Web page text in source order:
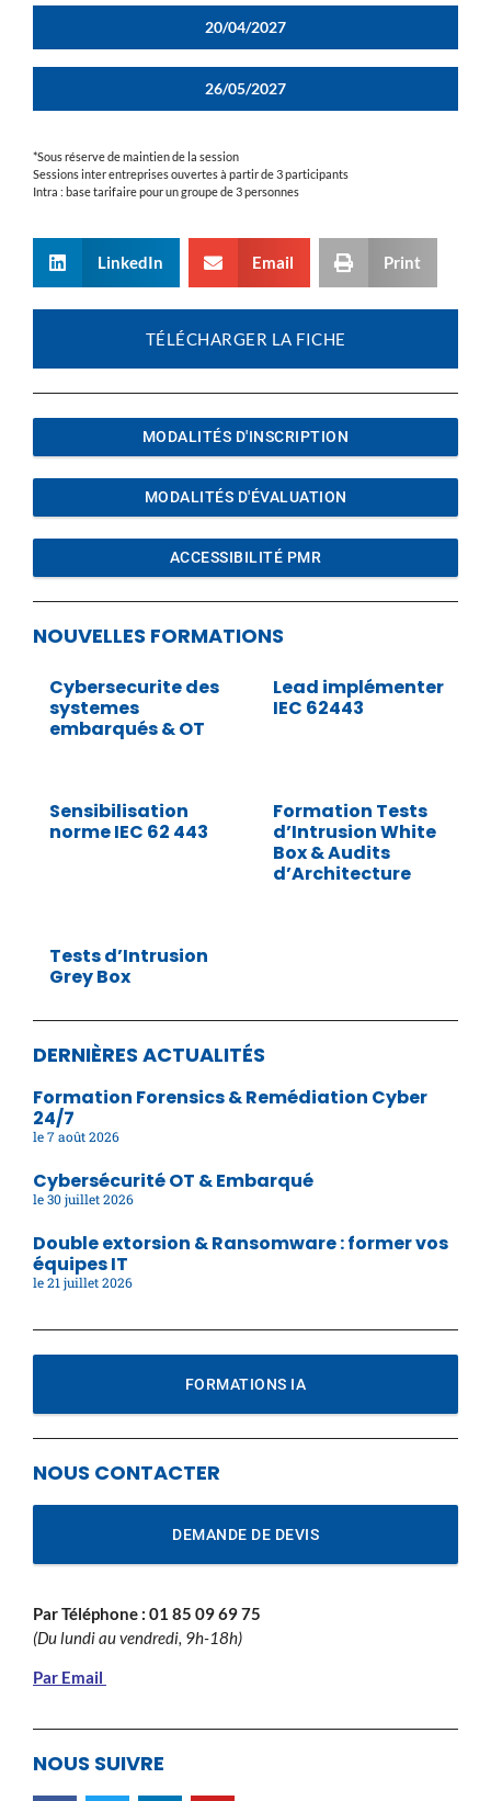
20/04/2027
26/05/2027
*Sous réserve de maintien de la session
Sessions inter entreprises ouvertes à partir de 3 participants
Intra : base tarifaire pour un groupe de 3 personnes
LinkedIn Email Print
TÉLÉCHARGER LA FICHE
MODALITÉS D'INSCRIPTION
MODALITÉS D'ÉVALUATION
ACCESSIBILITÉ PMR
NOUVELLES FORMATIONS
Cybersecurite des
systemes
embarqués & OT
Lead implémenter
IEC 62443
Sensibilisation
norme IEC 62 443
Formation Tests
d’Intrusion White
Box & Audits
d’Architecture
Tests d’Intrusion
Grey Box
DERNIÈRES ACTUALITÉS
Formation Forensics & Remédiation Cyber
24/7
7 août 2026
Cybersécurité OT & Embarqué
30 juillet 2026
Double extorsion & Ransomware : former vos
équipes IT
21 juillet 2026
FORMATIONS IA
NOUS CONTACTER
DEMANDE DE DEVIS
Par Téléphone : 01 85 09 69 75
(Du lundi au vendredi, 9h-18h)
Par Email
NOUS SUIVRE